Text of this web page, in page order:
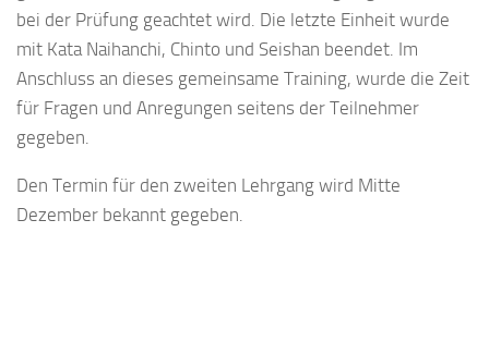
bei der Prüfung geachtet wird. Die letzte Einheit wurde
mit Kata Naihanchi, Chinto und Seishan beendet. Im
Anschluss an dieses gemeinsame Training, wurde die Zeit
für Fragen und Anregungen seitens der Teilnehmer
gegeben.
Den Termin für den zweiten Lehrgang wird Mitte
Dezember bekannt gegeben.